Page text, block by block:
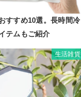
すすめ10選。長時間冷
テムもご紹介
生活雑貨